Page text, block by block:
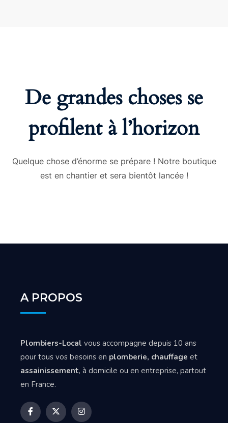
De grandes choses se
profilent à l’horizon
Quelque chose d’énorme se prépare ! Notre boutique
est en chantier et sera bientôt lancée !
A PROPOS
Plombiers-Local vous accompagne depuis 10 ans
pour tous vos besoins en plomberie, chauffage et
assainissement, à domicile ou en entreprise, partout
en France.